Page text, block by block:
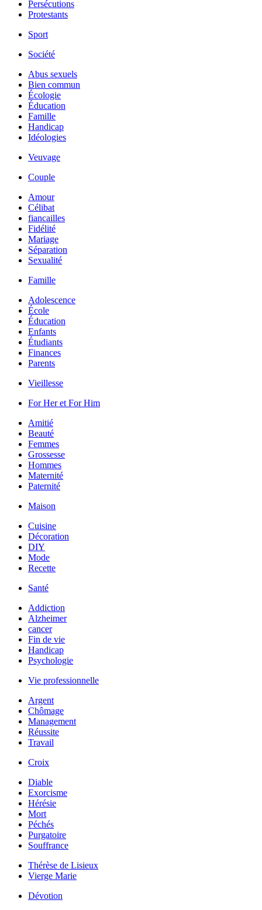
Persécutions
Protestants
Sport
Société
Abus sexuels
Bien commun
Écologie
Éducation
Famille
Handicap
Idéologies
Veuvage
Couple
Amour
Célibat
fiancailles
Fidélité
Mariage
Séparation
Sexualité
Famille
Adolescence
École
Éducation
Enfants
Étudiants
Finances
Parents
Vieillesse
For Her et For Him
Amitié
Beauté
Femmes
Grossesse
Hommes
Maternité
Paternité
Maison
Cuisine
Décoration
DIY
Mode
Recette
Santé
Addiction
Alzheimer
cancer
Fin de vie
Handicap
Psychologie
Vie professionnelle
Argent
Chômage
Management
Réussite
Travail
Croix
Diable
Exorcisme
Hérésie
Mort
Péchés
Purgatoire
Souffrance
Thérèse de Lisieux
Vierge Marie
Dévotion